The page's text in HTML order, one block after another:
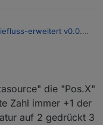
erweitert v0.0.x
Da war ein kleiner
Github gefixt.
die "Pos.X"
Zahl immer +1 der
auf 2 gedrückt 3